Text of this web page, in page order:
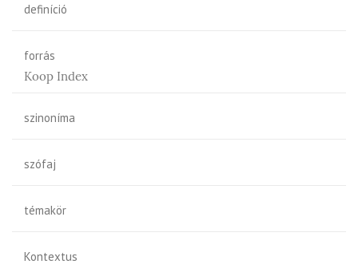
definíció
forrás
Koop Index
szinoníma
szófaj
témakör
Kontextus